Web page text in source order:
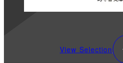
View Selection